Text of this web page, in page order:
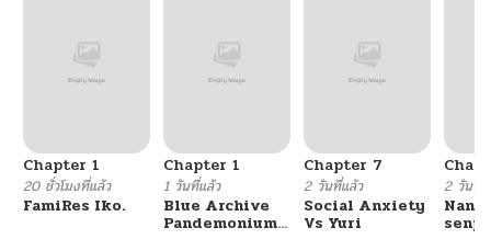
Chapter 1
20 ชั่วโมงที่แล้ว
FamiRes Iko.
Chapter 1
1 วันที่แล้ว
Blue Archive
Pandemonium
Chapter 7
2 วันที่แล้ว
Social Anxiety
Vs Yuri
2 วันที่แ